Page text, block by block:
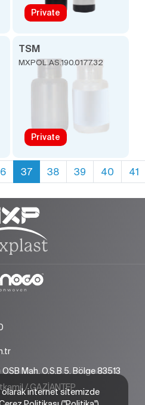
Private
TSM
MXPOL.AS.190.0177.32
Private
37 38 39 40 41
Mah. O.S.B 5. Bölge 83513
/ GAZİANTEP
olarak internet sitemizde